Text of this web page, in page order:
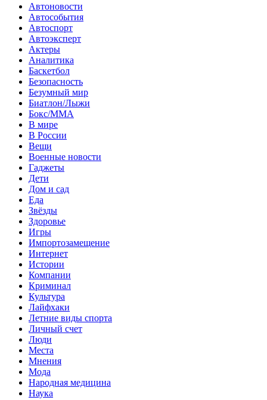
Автоновости
Автособытия
Автоспорт
Автоэксперт
Актеры
Аналитика
Баскетбол
Безопасность
Безумный мир
Биатлон/Лыжи
Бокс/MMA
В мире
В России
Вещи
Военные новости
Гаджеты
Дети
Дом и сад
Еда
Звёзды
Здоровье
Игры
Импортозамещение
Интернет
Истории
Компании
Криминал
Культура
Лайфхаки
Летние виды спорта
Личный счет
Люди
Места
Мнения
Мода
Народная медицина
Наука